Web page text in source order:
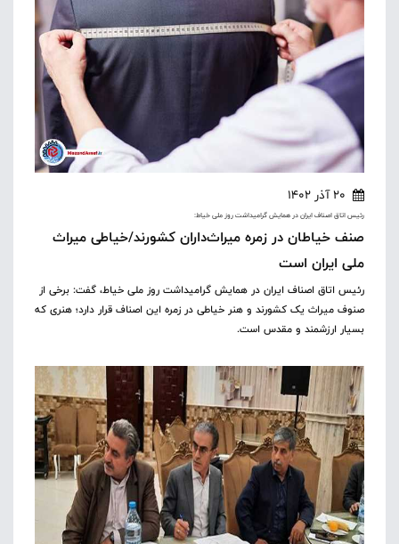
20 آذر 1402
رئیس اتاق اصناف ایران در همایش گرامیداشت روز ملی خیاط:
صنف خیاطان در زمره میراث‌داران کشورند/خیاطی میراث
ملی ایران است
رئیس اتاق اصناف ایران در همایش گرامیداشت روز ملی خیاط، گفت: برخی از
صنوف میراث یک کشورند و هنر خیاطی در زمره این اصناف قرار دارد؛ هنری که
بسیار ارزشمند و مقدس است.